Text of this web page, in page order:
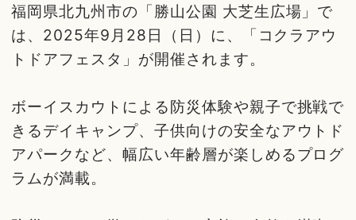
福岡県北九州市の「勝山公園 大芝生広場」で
は、2025年9月28日（日）に、「コクラアウ
トドアフェスタ」が開催されます。
ボーイスカウトによる防災体験や親子で挑戦で
きるデイキャンプ、子供向けの安全なアウトド
アパークなど、幅広い年齢層が楽しめるプログ
ラムが満載。